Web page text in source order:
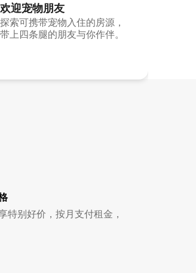
欢迎宠物朋友
探索可携带宠物入住的房源，
带上四条腿的朋友与你作伴。
特别好价，按月支付租金，